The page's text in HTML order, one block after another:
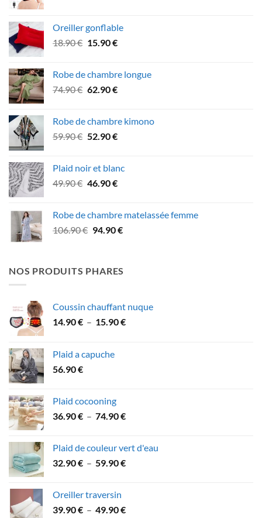
était :
26.90 €.
est :
21.90 €.
Oreiller gonflable
18.90€ Le
était :
18.90 €.
15.90€Le
est :
15.90 €.
Robe de chambre longue
74.90€ Le
était :
74.90 €.
62.90€Le
est :
62.90 €.
Robe de chambre kimono
59.90€ Le
était :
59.90 €.
52.90€Le
est :
52.90 €.
Plaid noir et blanc
49.90€ Le
était :
49.90 €.
46.90€Le
est :
46.90 €.
Robe de chambre matelassée femme
106.90€ Le
était :
106.90 €.
94.90€Le
est :
94.90 €.
NOS PRODUITS PHARES
Coussin chauffant nuque
14.90€ – 15.90€Plage
Plaid a capuche
56.90€
Plaid cocooning
36.90€ – 74.90€Plage
36.90 €
à
Plaid de couleur vert d'eau
32.90€ – 59.90€Plage
à
Oreiller traversin
39.90€ – 49.90€Plage